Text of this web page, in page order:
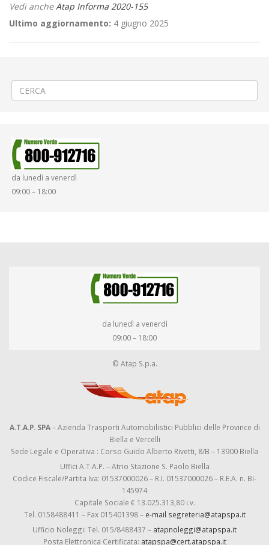
Vedi ancheAtap Informa 2020-155
Ultimo aggiornamento: 4 giugno 2025
da lunedì a venerdì
09:00 – 18:00
da lunedì a venerdì
09:00 – 18:00
© Atap S.p.a.
A.T.A.P. SPA– Azienda Trasporti Automobilistici Pubblici delle Province di
Biella e Vercelli
Sede Legale e Operativa : Corso Guido Alberto Rivetti, 8/B – 13900 Biella
Uffici A.T.A.P. – Atrio Stazione S. Paolo Biella
Codice Fiscale/Partita Iva: 01537000026 – R.I. 01537000026 – R.E.A. n. BI-
145974
Capitale Sociale € 13.025.313,80 i.v.
Tel. 0158488411 – Fax 015401398 – e-mail segreteria@atapspa.it
Ufficio Noleggi: Tel. 015/8488437 – atapnoleggi@atapspa.it
Posta Elettronica Certificata: atapspa@cert.atapspa.it